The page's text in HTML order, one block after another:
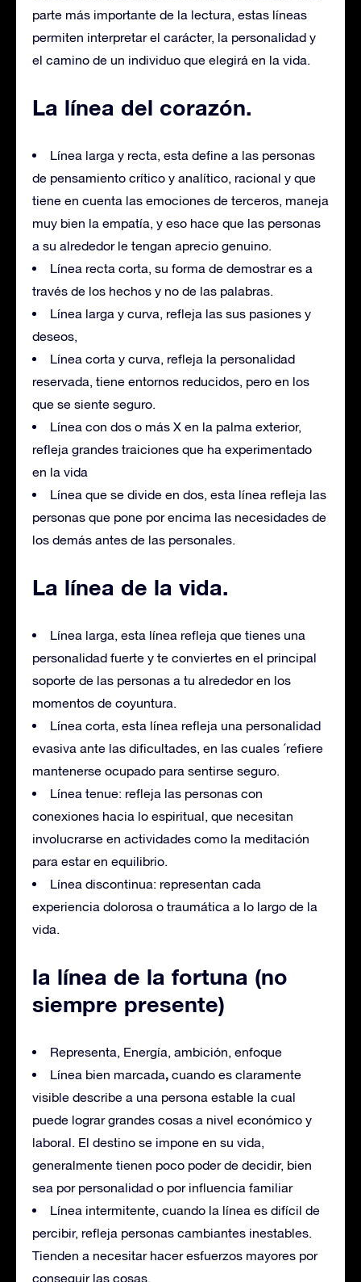
parte más importante de la lectura, estas líneas
permiten interpretar el carácter, la personalidad y
el camino de un individuo que elegirá en la vida.
La línea del corazón.
Línea larga y recta, esta define a las personas
de pensamiento crítico y analítico, racional y que
tiene en cuenta las emociones de terceros, maneja
muy bien la empatía, y eso hace que las personas
a su alrededor le tengan aprecio genuino.
Línea recta corta, su forma de demostrar es a
través de los hechos y no de las palabras.
Línea larga y curva, refleja las sus pasiones y
deseos,
Línea corta y curva, refleja la personalidad
reservada, tiene entornos reducidos, pero en los
que se siente seguro.
Línea con dos o más X en la palma exterior,
refleja grandes traiciones que ha experimentado
en la vida
Línea que se divide en dos, esta línea refleja las
personas que pone por encima las necesidades de
los demás antes de las personales.
La línea de la vida.
Línea larga, esta línea refleja que tienes una
personalidad fuerte y te conviertes en el principal
soporte de las personas a tu alrededor en los
momentos de coyuntura.
Línea corta, esta línea refleja una personalidad
evasiva ante las dificultades, en las cuales ´refiere
mantenerse ocupado para sentirse seguro.
Línea tenue: refleja las personas con
conexiones hacia lo espiritual, que necesitan
involucrarse en actividades como la meditación
para estar en equilibrio.
Línea discontinua: representan cada
experiencia dolorosa o traumática a lo largo de la
vida.
la línea de la fortuna (no
siempre presente)
Representa, Energía, ambición, enfoque
Línea bien marcada, cuando es claramente
visible describe a una persona estable la cual
puede lograr grandes cosas a nivel económico y
laboral. El destino se impone en su vida,
generalmente tienen poco poder de decidir, bien
sea por personalidad o por influencia familiar
Línea intermitente, cuando la línea es difícil de
percibir, refleja personas cambiantes inestables.
Tienden a necesitar hacer esfuerzos mayores por
conseguir las cosas.